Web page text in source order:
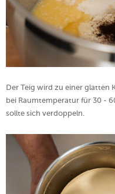
Der Teig wird zu einer glatten
bei Raumtemperatur für 30 -
sollte sich verdoppeln.